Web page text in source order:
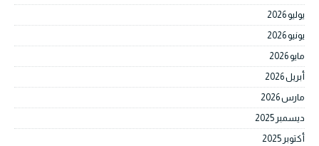
يوليو 2026
يونيو 2026
مايو 2026
أبريل 2026
مارس 2026
ديسمبر 2025
أكتوبر 2025